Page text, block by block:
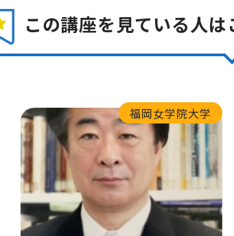
この講座を見ている人
福岡女学院大学